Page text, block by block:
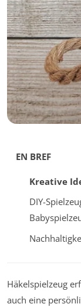
EN BREF
Kreative
DIY-
Häkelspielzeug
auch eine